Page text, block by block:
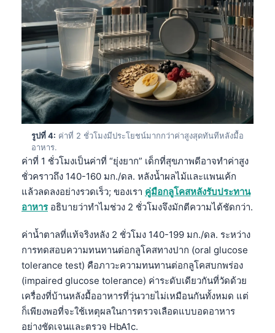
รูปที่ 4: ค่าที่ 2 ชั่วโมงมีประโยชน์มากกว่าค่าสูงสุดทันทีหลังมื้อ
อาหาร.
ค่าที่ 1 ชั่วโมงเป็นค่าที่ “ยุ่งยาก” เด็กที่สุขภาพดีอาจทำค่าสูง
ชั่วคราวถึง 140-160 มก./ดล. หลังน้ำผลไม้และแพนเค้ก
แล้วลดลงอย่างรวดเร็ว; ของเรา คู่มือกลูโคสหลังรับประทาน
อาหารอธิบายว่าทำไมช่วง 2 ชั่วโมงจึงมักตีความได้ชัดกว่า.
ค่าน้ำตาลที่แท้จริงหลัง 2 ชั่วโมง 140-199 มก./ดล. ระหว่าง
การทดสอบความทนทานต่อกลูโคสทางปาก (oral glucose
tolerance test) คือภาวะความทนทานต่อกลูโคสบกพร่อง
(impaired glucose tolerance) ค่าระดับเดียวกันที่วัดด้วย
เครื่องที่บ้านหลังมื้ออาหารที่วุ่นวายไม่เหมือนกันทั้งหมด แต่
ก็เพียงพอที่จะใช้เหตุผลในการตรวจเลือดแบบอดอาหาร
อย่างชัดเจนและตรวจ HbA1c.